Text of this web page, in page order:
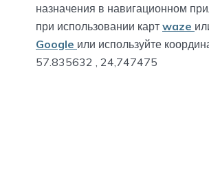
назначения в навигационном
при использовании карт waze
Google или используйте
57.835632 , 24,747475